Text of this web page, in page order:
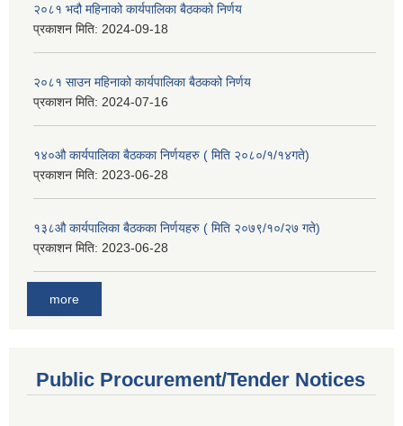
२०८१ भदौ महिनाको कार्यपालिका बैठकको निर्णय
प्रकाशन मिति: 2024-09-18
२०८१ साउन महिनाको कार्यपालिका बैठकको निर्णय
प्रकाशन मिति: 2024-07-16
१४०औ कार्यपालिका बैठकका निर्णयहरु ( मिति २०८०/१/१४गते)
प्रकाशन मिति: 2023-06-28
१३८औ कार्यपालिका बैठकका निर्णयहरु ( मिति २०७९/१०/२७ गते)
प्रकाशन मिति: 2023-06-28
more
Public Procurement/Tender Notices